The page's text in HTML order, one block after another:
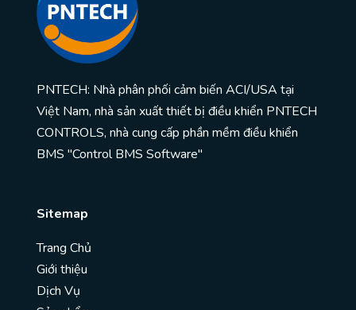
PNTECH: Nhà phân phối cảm biến ACI/USA tại
Việt Nam, nhà sản xuất thiết bị điều khiển PNTECH
CONTROLS, nhà cung cấp phần mềm điều khiển
BMS "Control BMS Software"
Sitemap
Trang Chủ
Giới thiệu
Dịch Vụ